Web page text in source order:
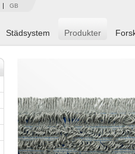
GB
Städsystem Produkter